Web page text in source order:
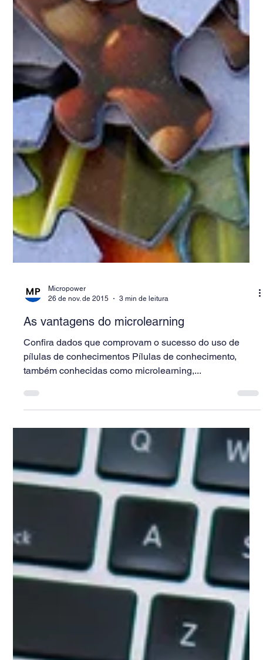
26 de nov. de 2015
3 min de leitura
As vantagens do microlearning
Confira dados que comprovam o sucesso do uso de
pílulas de conhecimentos Pílulas de conhecimento,
também conhecidas como microlearning,...